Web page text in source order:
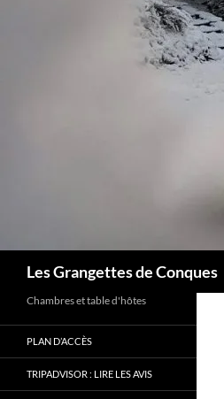
Les Grangettes de Conques
Chambres et table d'hôtes
PLAN D’ACCÈS
TRIPADVISOR : LIRE LES AVIS